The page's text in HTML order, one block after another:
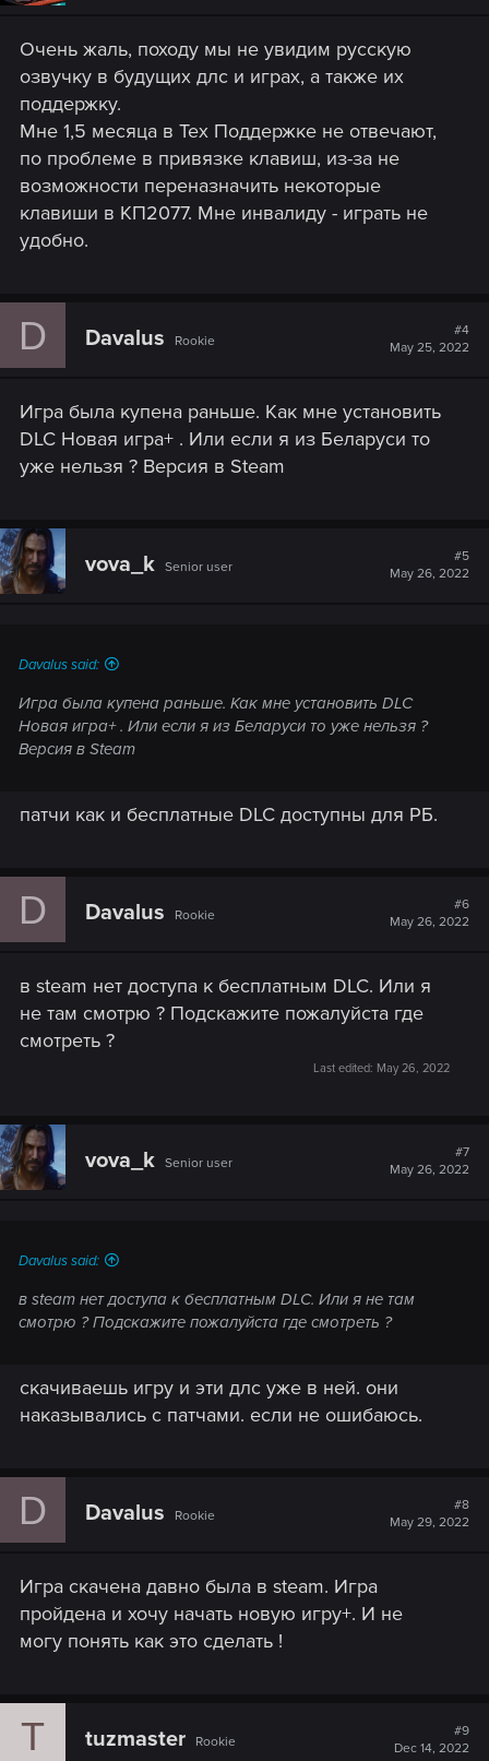
Очень жаль, походу мы не увидим русскую
озвучку в будущих длс и играх, а также их
поддержку.
Мне 1,5 месяца в Тех Поддержке не отвечают,
по проблеме в привязке клавиш, из-за не
возможности переназначить некоторые
клавиши в КП2077. Мне инвалиду - играть не
удобно.
D Davalus Rookie
#4
May 25, 2022
Игра была купена раньше. Как мне установить
DLC Новая игра+ . Или если я из Беларуси то
уже нельзя ? Версия в Steam
vova_k Senior user
#5
May 26, 2022
Davalus said:
Игра была купена раньше. Как мне установить DLC
Новая игра+ . Или если я из Беларуси то уже нельзя ?
Версия в Steam
патчи как и бесплатные DLC доступны для РБ.
D Davalus Rookie
#6
May 26, 2022
в steam нет доступа к бесплатным DLC. Или я
не там смотрю ? Подскажите пожалуйста где
смотреть ?
Last edited: May 26, 2022
vova_k Senior user
#7
May 26, 2022
Davalus said:
в steam нет доступа к бесплатным DLC. Или я не там
смотрю ? Подскажите пожалуйста где смотреть ?
скачиваешь игру и эти длс уже в ней. они
наказывались с патчами. если не ошибаюсь.
D Davalus Rookie
#8
May 29, 2022
Игра скачена давно была в steam. Игра
пройдена и хочу начать новую игру+. И не
могу понять как это сделать !
T tuzmaster Rookie
#9
Dec 14, 2022